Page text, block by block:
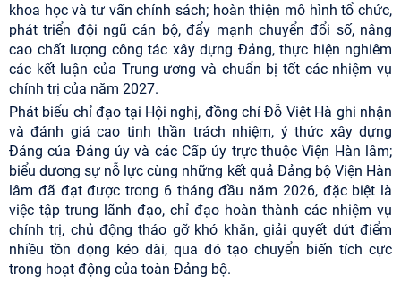
khoa học và tư vấn chính sách; hoàn thiện mô hình tổ chức,
phát triển đội ngũ cán bộ, đẩy mạnh chuyển đổi số, nâng
cao chất lượng công tác xây dựng Đảng, thực hiện nghiêm
các kết luận của Trung ương và chuẩn bị tốt các nhiệm vụ
chính trị của năm 2027.
Phát biểu chỉ đạo tại Hội nghị, đồng chí Đỗ Việt Hà ghi nhận
và đánh giá cao tinh thần trách nhiệm, ý thức xây dựng
Đảng của Đảng ủy và các Cấp ủy trực thuộc Viện Hàn lâm;
biểu dương sự nỗ lực cùng những kết quả Đảng bộ Viện Hàn
lâm đã đạt được trong 6 tháng đầu năm 2026, đặc biệt là
việc tập trung lãnh đạo, chỉ đạo hoàn thành các nhiệm vụ
chính trị, chủ động tháo gỡ khó khăn, giải quyết dứt điểm
nhiều tồn đọng kéo dài, qua đó tạo chuyển biến tích cực
trong hoạt động của toàn Đảng bộ.